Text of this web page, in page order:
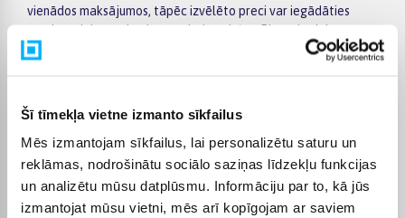
Šī tīmekļa vietne izmanto sīkfailus
Mēs izmantojam sīkfailus, lai personalizētu saturu un
reklāmas, nodrošinātu sociālo saziņas līdzekļu funkcijas
un analizētu mūsu datplūsmu. Informāciju par to, kā jūs
izmantojat mūsu vietni, mēs arī kopīgojam ar saviem
vienādos maksājumos, tāpēc izvēlēto preci var iegādāties
ērtāk, sadalot maksājumu vairākās daļās. Piegāde tiek
nodrošināta visā Latvijā: uz pakomātiem no 2,99 €, bet
piegādes termiņš vienmēr ir norādīts konkrētās preces lapā.
Izvēlēto preci no kategorijas Elektriskās plīts virsmas
piegādāsim norādītajā termiņā, lai pirkumu internetā varētu
saņemt jums ērtā veidā.